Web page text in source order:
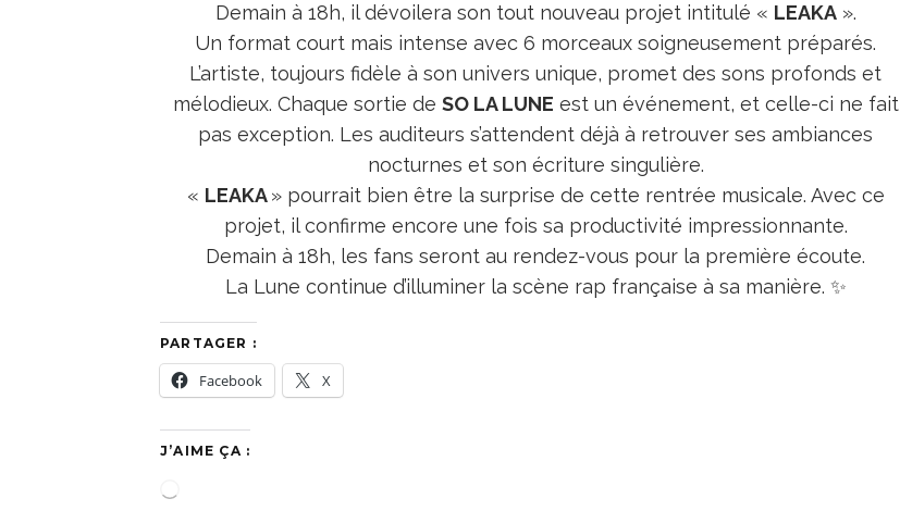
Demain à 18h, il dévoilera son tout nouveau projet intitulé « LEAKA».
Un format court mais intense avec 6 morceaux soigneusement préparés.
L’artiste, toujours fidèle à son univers unique, promet des sons profonds et
mélodieux. Chaque sortie de SO LA LUNE est un événement, et celle-ci ne fait
pas exception. Les auditeurs s’attendent déjà à retrouver ses ambiances
nocturnes et son écriture singulière.
« LEAKA» pourrait bien être la surprise de cette rentrée musicale. Avec ce
projet, il confirme encore une fois sa productivité impressionnante.
Demain à 18h, les fans seront au rendez-vous pour la première écoute.
La Lune continue d’illuminer la scène rap française à sa manière. ✨
PARTAGER :
Facebook X
J’AIME ÇA :